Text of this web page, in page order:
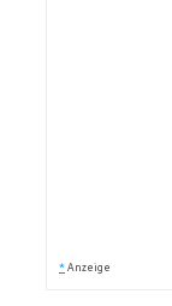
* Anzeige